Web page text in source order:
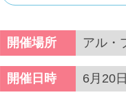
開催場所 アル・
開催日時 6月20